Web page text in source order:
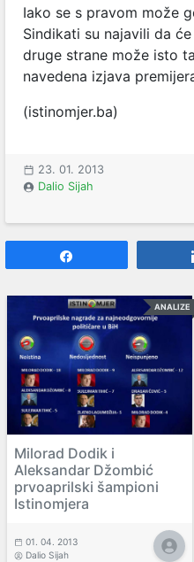
Iako se s pravom može
Sindikati su najavili da
druge strane može isto
navedena izjava
(istinomjer.ba)
23. 01. 2013
Dalio Sijah
ANALIZE
Milorad Dodik i
Aleksandar Džombić
prvoaprilski šampioni
Istinomjera
01. 04. 2013
Dalio Sijah